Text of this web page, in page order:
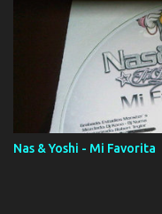
Digital Booklet –
Album proposto al
AAC M4A; comprato su
download. REGGAETON
Momento!
Nas & Yoshi - Mi Favorita